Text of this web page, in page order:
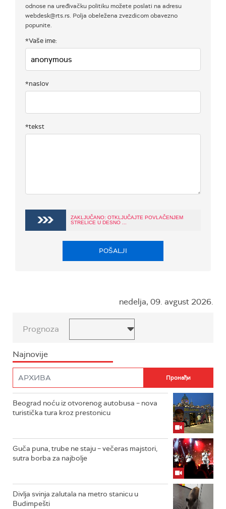
odnose na uređivačku politiku možete poslati na adresu
webdesk@rts.rs. Polja obeležena zvezdicom obavezno
popunite.
*Vaše ime:
*naslov
*tekst
ZAKLJUČANO: OTKLJUČAJTE POVLAČENJEM
STRELICE U DESNO ...
POŠALJI
nedelja, 09. avgust 2026.
Prognoza
Najnovije
Beograd noću iz otvorenog autobusa – nova
turistička tura kroz prestonicu
Guča puna, trube ne staju – večeras majstori,
sutra borba za najbolje
Divlja svinja zalutala na metro stanicu u
Budimpešti